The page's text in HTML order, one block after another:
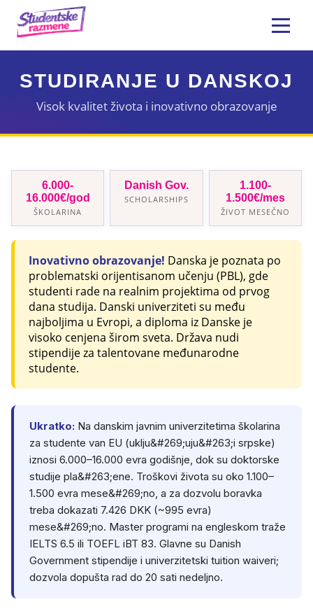
STUDIRANJE U DANSKOJ
Visok kvalitet života i inovativno obrazovanje
6.000-
16.000€/god
ŠKOLARINA
Danish Gov.
SCHOLARSHIPS
1.100-
1.500€/mes
ŽIVOT MESEČNO
Inovativno obrazovanje! Danska je poznata po
problematski orijentisanom učenju (PBL), gde
studenti rade na realnim projektima od prvog
dana studija. Danski univerziteti su među
najboljima u Evropi, a diploma iz Danske je
visoko cenjena širom sveta. Država nudi
stipendije za talentovane međunarodne
studente.
Ukratko: Na danskim javnim univerzitetima školarina
za studente van EU (uklju&#269;uju&#263;i srpske)
iznosi 6.000–16.000 evra godišnje, dok su doktorske
studije pla&#263;ene. Troškovi života su oko 1.100–
1.500 evra mese&#269;no, a za dozvolu boravka
treba dokazati 7.426 DKK (~995 evra)
mese&#269;no. Master programi na engleskom traže
IELTS 6.5 ili TOEFL iBT 83. Glavne su Danish
Government stipendije i univerzitetski tuition waiveri;
dozvola dopušta rad do 20 sati nedeljno.